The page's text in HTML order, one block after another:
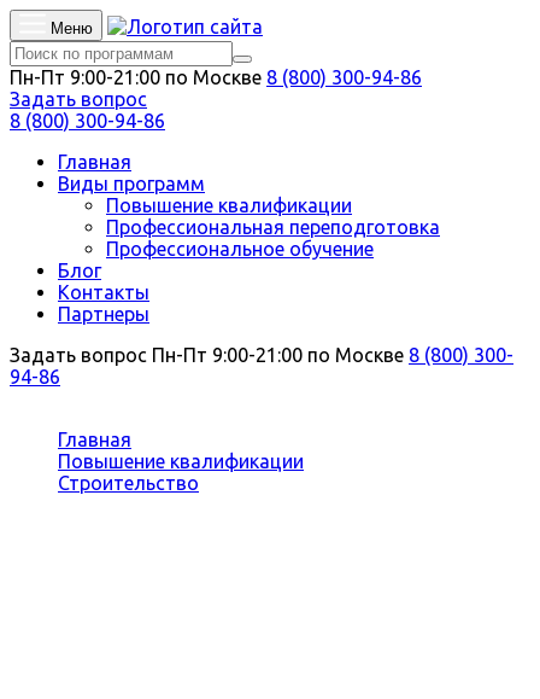
Меню
Пн-Пт 9:00-21:00 по Москве 8 (800) 300-94-86
Задать вопрос
8 (800) 300-94-86
Главная
Виды программ
Повышение квалификации
Профессиональная переподготовка
Профессиональное обучение
Блог
Контакты
Партнеры
Задать вопрос Пн-Пт 9:00-21:00 по Москве 8 (800) 300-
94-86
Главная
Повышение квалификации
Строительство